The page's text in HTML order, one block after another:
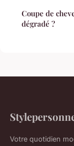
Coupe de
dégradé ?
Votre quotidien